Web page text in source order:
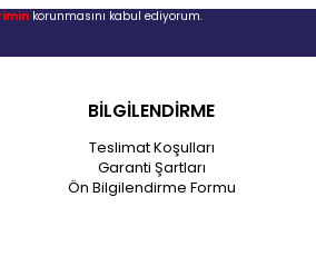
korunmasını kabul ediyorum.
BİLGİLENDİRME
Teslimat Koşulları
Garanti Şartları
Ön Bilgilendirme Formu